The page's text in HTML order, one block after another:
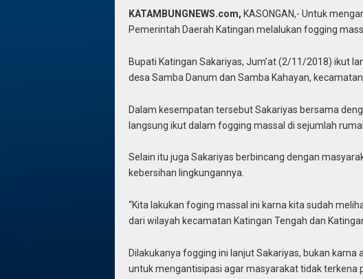
KATAMBUNGNEWS.com, KASONGAN,- Untuk
Pemerintah Daerah Katingan melalukan fogging
Bupati Katingan Sakariyas, Jum’at (2/11/2018) ikut
desa Samba Danum dan Samba Kahayan,
Dalam kesempatan tersebut Sakariyas bersama
langsung ikut dalam fogging massal di sejumlah
Selain itu juga Sakariyas berbincang dengan
kebersihan lingkungannya.
“Kita lakukan foging massal ini karna kita sudah
dari wilayah kecamatan Katingan Tengah dan Katingan
Dilakukanya fogging ini lanjut Sakariyas, bukan
untuk mengantisipasi agar masyarakat tidak terkena